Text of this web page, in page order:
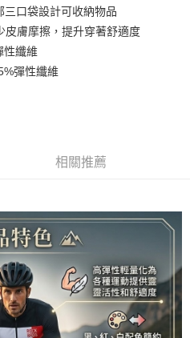
永豐商業銀行
星展（台灣）商業銀行
中國信託商業銀行
華泰商業銀行
遠東國際商業銀行
永豐商業銀行
星展（台灣）商業銀行
中國信託商業銀行
運費
免運費
免運費
運費
三口袋設計可收納物品
皮膚摩擦，提升穿著舒適度
性纖維
彈性纖維
相關推薦